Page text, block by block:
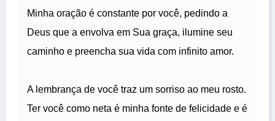
Minha oração é constante por você, pedindo a
Deus que a envolva em Sua graça, ilumine seu
caminho e preencha sua vida com infinito amor.
A lembrança de você traz um sorriso ao meu rosto.
Ter você como neta é minha fonte de felicidade e é